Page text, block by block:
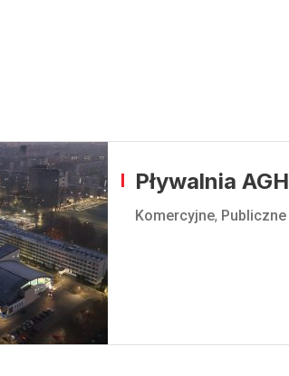
Pływalnia AGH
Komercyjne, Publiczne